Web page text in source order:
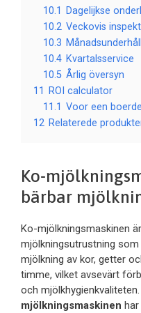
10.1
Dagelijkse
10.2 Veckovis
10.3 Månadsunderhåll
10.4 Kvartalsservice
10.5 Årlig översyn
11
ROI calculator
11.1 Voor een
12 Relaterede
Ko-
bärbar
Ko-mjölkningsmaskinen
mjölkningsutrustning
mjölkning av kor, getter
timme, vilket avsevärt
och mjölkhygienkvaliteten.
mjölkningsmaskinen